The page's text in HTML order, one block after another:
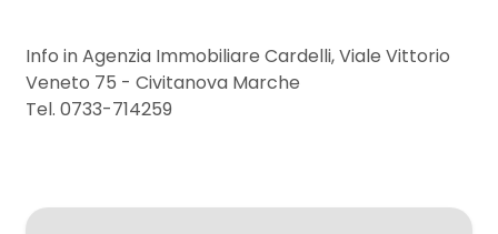
Info in Agenzia Immobiliare Cardelli, Viale Vittorio
Veneto 75 - Civitanova Marche
Tel. 0733-714259
3